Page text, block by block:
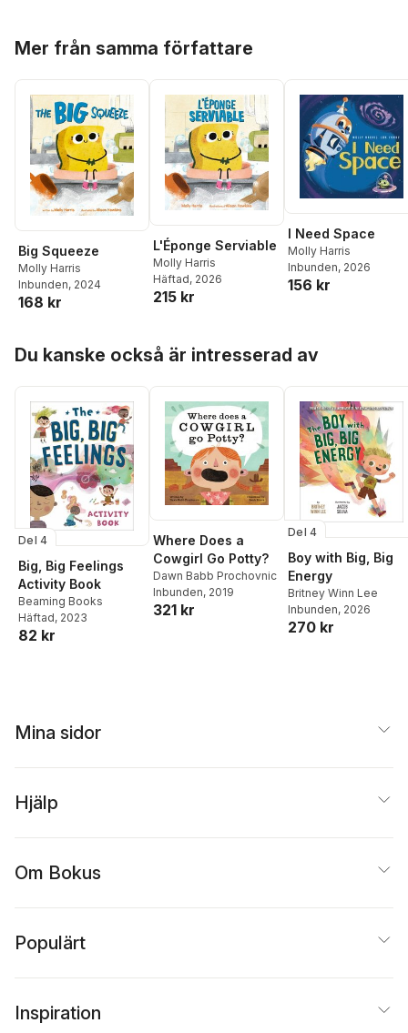
Mer från samma författare
Big Squeeze
Molly Harris
Inbunden, 2024
168 kr
L'Éponge Serviable
Molly Harris
Häftad, 2026
215 kr
I Need Space
Molly Harris
Inbunden, 2026
156 kr
Du kanske också är intresserad av
Del 4
Big, Big Feelings
Activity Book
Beaming Books
Häftad, 2023
82 kr
Where Does a
Cowgirl Go Potty?
Dawn Babb Prochovnic
Inbunden, 2019
321 kr
Del 4
Boy with Big, Big
Energy
Britney Winn Lee
Inbunden, 2026
270 kr
Mina sidor
Hjälp
Om Bokus
Populärt
Inspiration